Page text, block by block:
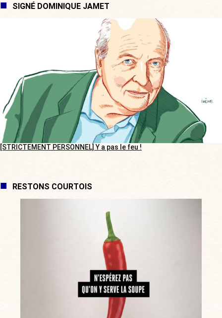
SIGNÉ DOMINIQUE JAMET
[STRICTEMENT PERSONNEL] Y a pas le feu !
RESTONS COURTOIS